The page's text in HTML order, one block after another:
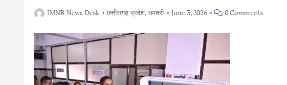
IMNB News Desk छत्तीसगढ़ प्रदेश, धमतरी June 3, 2026 0 Comments